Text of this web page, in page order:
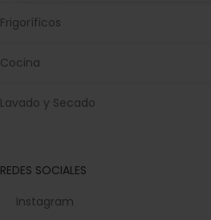
Frigoríficos
Cocina
Lavado y Secado
REDES SOCIALES
Instagram